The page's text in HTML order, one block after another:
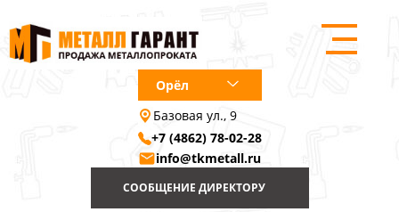
Базовая ул., 9
+7 (4862) 78-02-28
Орёл
info@tkmetall.ru
СООБЩЕНИЕ ДИРЕКТОРУ